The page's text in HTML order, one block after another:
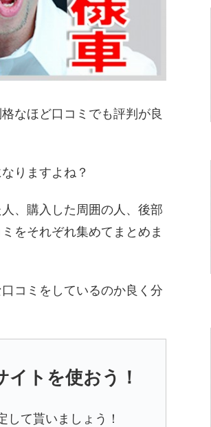
なほど口コミでも評判が良
りますよね？
、購入した周囲の人、後部
をそれぞれ集めてまとめま
コミをしているのか良く分
トを使おう！
て貰いましょう！